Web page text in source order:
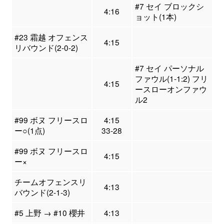
4:16
#7 セイ ブロックシ
ョット(1本)
#23 霜越 オフェンス
リバウンド(2-0-2)
4:15
4:15
#7 セイ パーソナル
ファウル(1-1:2) フリ
ースローオンファウ
ル2
#99 ボヌ フリースロ
ー○(1点)
4:15
33-28
#99 ボヌ フリースロ
ー×
4:15
チームオフェンスリ
バウンド(2-1-3)
4:13
#5 上野 → #10 櫻井
4:13